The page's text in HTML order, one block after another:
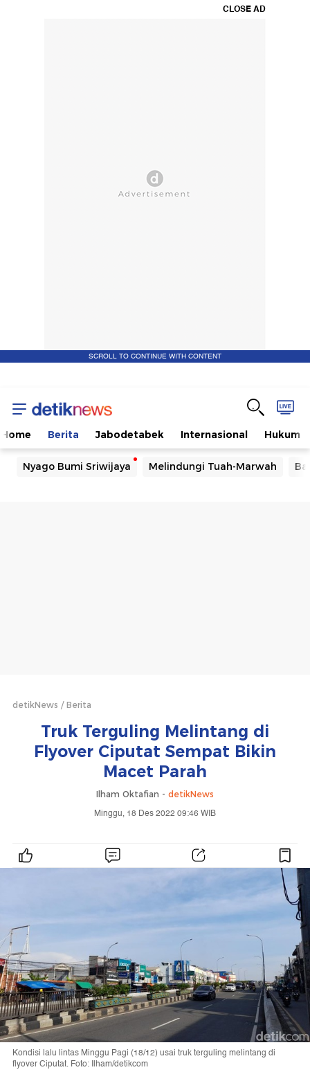
CLOSE AD
SCROLL TO CONTINUE WITH CONTENT
Home Berita Jabodetabek Internasional Hukum
Nyago Bumi Sriwijaya Melindungi Tuah-Marwah
detikNews Berita
Truk Terguling Melintang di
Flyover Ciputat Sempat Bikin
Macet Parah
Ilham Oktafian - detikNews
Minggu, 18 Des 2022 09:46 WIB
Kondisi lalu lintas Minggu Pagi (18/12) usai truk terguling melintang di
flyover Ciputat. Foto: Ilham/detikcom